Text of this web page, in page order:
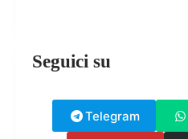
Seguici su
Telegram